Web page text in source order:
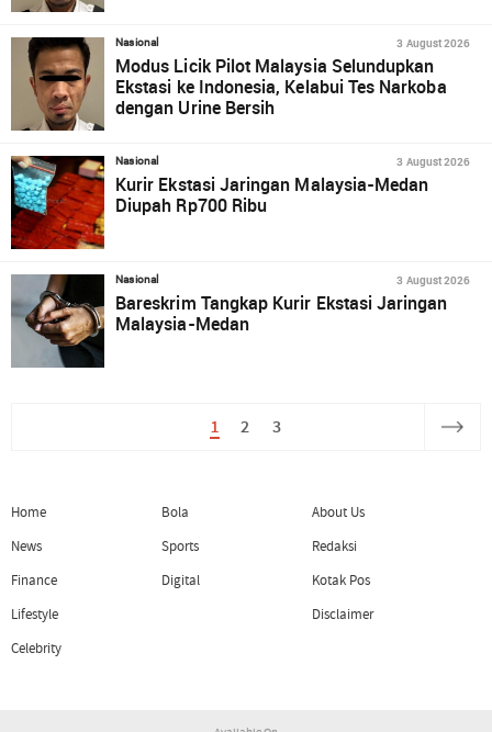
Nasional 3 August 2026
Modus Licik Pilot Malaysia Selundupkan
Ekstasi ke Indonesia, Kelabui Tes Narkoba
dengan Urine Bersih
Nasional 3 August 2026
Kurir Ekstasi Jaringan Malaysia-Medan
Diupah Rp700 Ribu
Nasional 3 August 2026
Bareskrim Tangkap Kurir Ekstasi Jaringan
Malaysia-Medan
1 2 3
Home
News
Finance
Lifestyle
Celebrity
Bola
Sports
Digital
About Us
Redaksi
Kotak Pos
Disclaimer